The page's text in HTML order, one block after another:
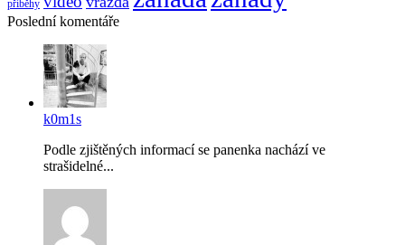
příběhy
Poslední komentáře
k0m1s
Podle zjištěných informací se panenka nachází ve
strašidelné...